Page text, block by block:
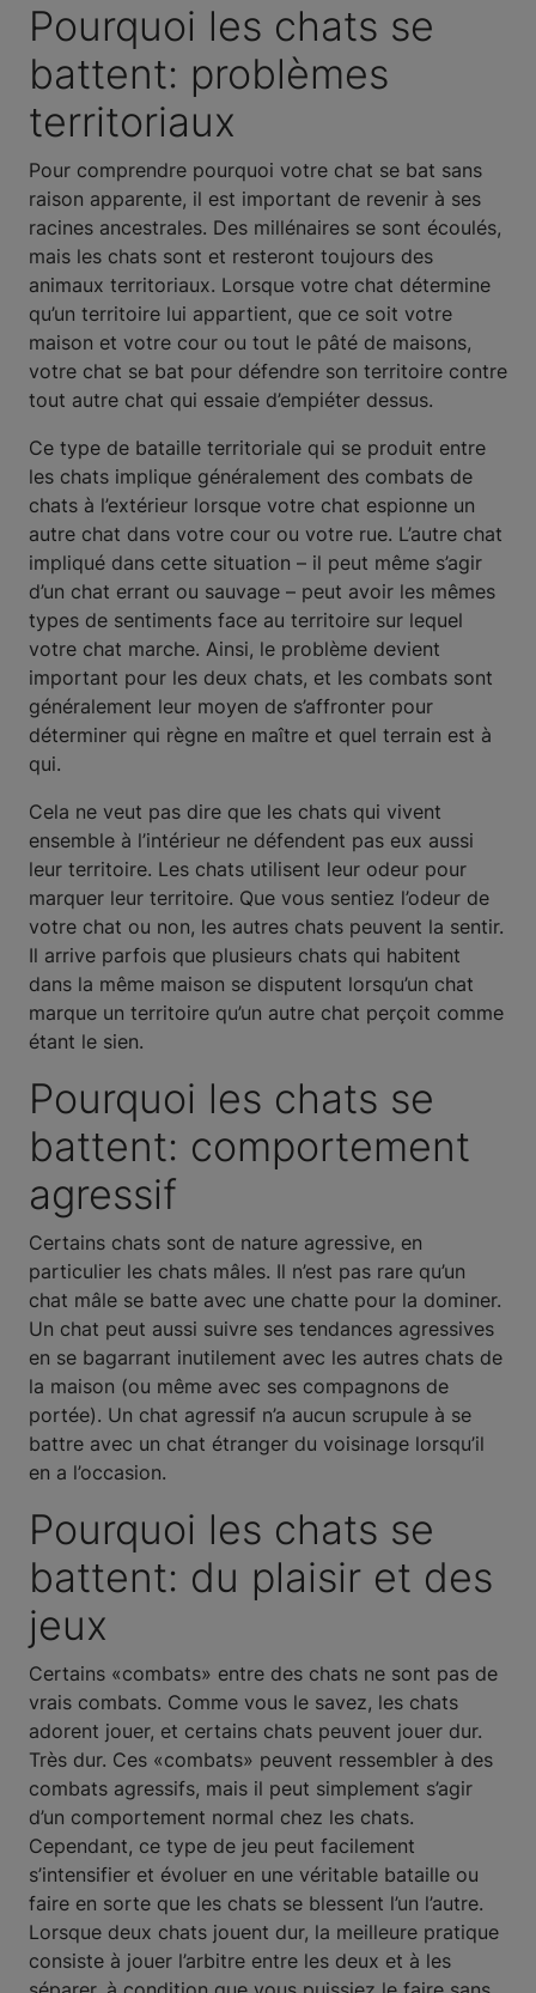
Pourquoi les chats se
battent: problèmes
territoriaux
Pour comprendre pourquoi votre chat se bat sans
raison apparente, il est important de revenir à ses
racines ancestrales. Des millénaires se sont écoulés,
mais les chats sont et resteront toujours des
animaux territoriaux. Lorsque votre chat détermine
qu’un territoire lui appartient, que ce soit votre
maison et votre cour ou tout le pâté de maisons,
votre chat se bat pour défendre son territoire contre
tout autre chat qui essaie d’empiéter dessus.
Ce type de bataille territoriale qui se produit entre
les chats implique généralement des combats de
chats à l’extérieur lorsque votre chat espionne un
autre chat dans votre cour ou votre rue. L’autre chat
impliqué dans cette situation – il peut même s’agir
d’un chat errant ou sauvage – peut avoir les mêmes
types de sentiments face au territoire sur lequel
votre chat marche. Ainsi, le problème devient
important pour les deux chats, et les combats sont
généralement leur moyen de s’affronter pour
déterminer qui règne en maître et quel terrain est à
qui.
Cela ne veut pas dire que les chats qui vivent
ensemble à l’intérieur ne défendent pas eux aussi
leur territoire. Les chats utilisent leur odeur pour
marquer leur territoire. Que vous sentiez l’odeur de
votre chat ou non, les autres chats peuvent la sentir.
Il arrive parfois que plusieurs chats qui habitent
dans la même maison se disputent lorsqu’un chat
marque un territoire qu’un autre chat perçoit comme
étant le sien.
Pourquoi les chats se
battent: comportement
agressif
Certains chats sont de nature agressive, en
particulier les chats mâles. Il n’est pas rare qu’un
chat mâle se batte avec une chatte pour la dominer.
Un chat peut aussi suivre ses tendances agressives
en se bagarrant inutilement avec les autres chats de
la maison (ou même avec ses compagnons de
portée). Un chat agressif n’a aucun scrupule à se
battre avec un chat étranger du voisinage lorsqu’il
en a l’occasion.
Pourquoi les chats se
battent: du plaisir et des
jeux
Certains «combats» entre des chats ne sont pas de
vrais combats. Comme vous le savez, les chats
adorent jouer, et certains chats peuvent jouer dur.
Très dur. Ces «combats» peuvent ressembler à des
combats agressifs, mais il peut simplement s’agir
d’un comportement normal chez les chats.
Cependant, ce type de jeu peut facilement
s’intensifier et évoluer en une véritable bataille ou
faire en sorte que les chats se blessent l’un l’autre.
Lorsque deux chats jouent dur, la meilleure pratique
consiste à jouer l’arbitre entre les deux et à les